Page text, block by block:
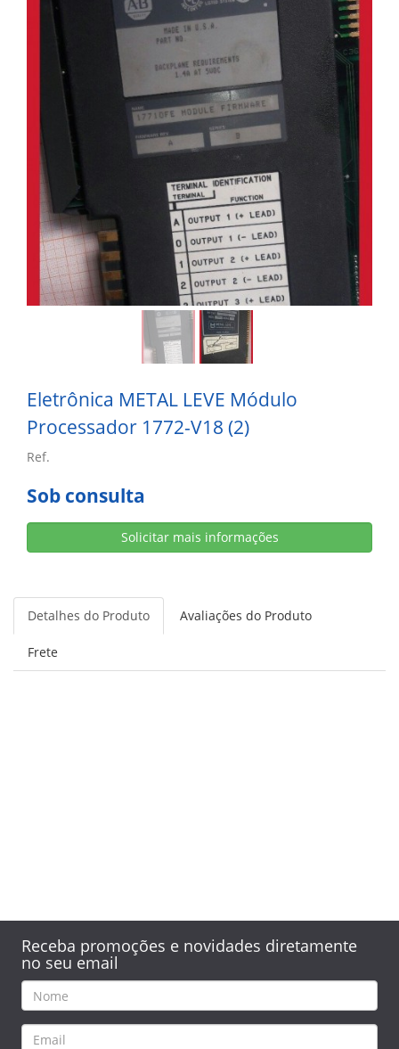
Eletrônica METAL LEVE Módulo
Processador 1772-V18 (2)
Ref.
Sob consulta
Solicitar mais informações
Detalhes do Produto Avaliações do Produto
Frete
Receba promoções e novidades diretamente
no seu email